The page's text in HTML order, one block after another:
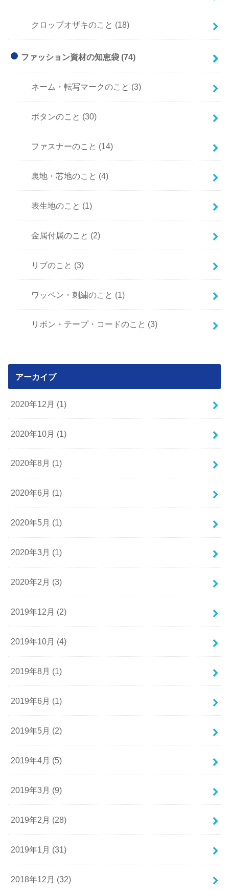
クロップオザキのこと (18)
ファッション資材の知恵袋(74)
ネーム・転写マークのこと (3)
ボタンのこと (30)
ファスナーのこと (14)
裏地・芯地のこと (4)
表生地のこと (1)
金属付属のこと (2)
リブのこと (3)
ワッペン・刺繍のこと (1)
リボン・テープ・コードのこと (3)
アーカイブ
2020年12月 (1)
2020年10月 (1)
2020年8月 (1)
2020年6月 (1)
2020年5月 (1)
2020年3月 (1)
2020年2月 (3)
2019年12月 (2)
2019年10月 (4)
2019年8月 (1)
2019年6月 (1)
2019年5月 (2)
2019年4月 (5)
2019年3月 (9)
2019年2月 (28)
2019年1月 (31)
2018年12月 (32)